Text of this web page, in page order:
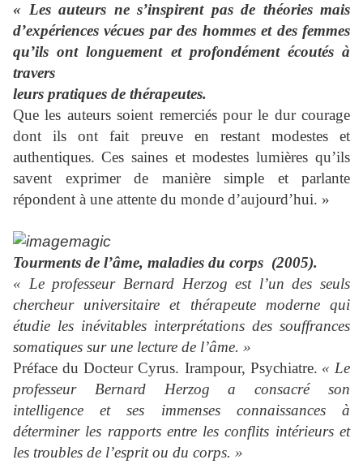
« Les auteurs ne s’inspirent pas de théories mais
d’expériences vécues par des hommes et des femmes
qu’ils ont longuement et profondément écoutés à
travers
leurs pratiques de thérapeutes.
Que les auteurs soient remerciés pour le dur courage
dont ils ont fait preuve en restant modestes et
authentiques. Ces saines et modestes lumières qu’ils
savent exprimer de manière simple et parlante
répondent à une attente du monde d’aujourd’hui. »
Tourments de l’âme, maladies du corps (2005).
« Le professeur Bernard Herzog est l’un des seuls
chercheur universitaire et thérapeute moderne qui
étudie les inévitables interprétations des souffrances
somatiques sur une lecture de l’âme. »
Préface du Docteur Cyrus. Irampour, Psychiatre. « Le
professeur Bernard Herzog a consacré son
intelligence et ses immenses connaissances à
déterminer les rapports entre les conflits intérieurs et
les troubles de l’esprit ou du corps. »